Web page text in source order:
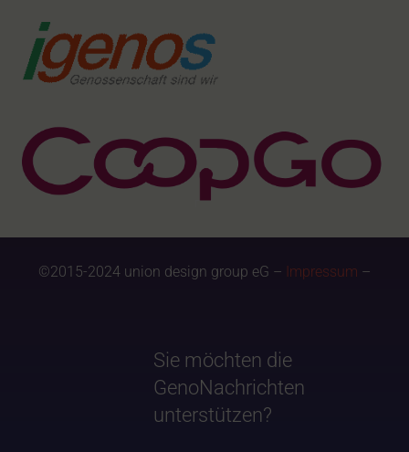
©2015-2024 union design group eG – Impressum –
Sie möchten die
GenoNachrichten
unterstützen?